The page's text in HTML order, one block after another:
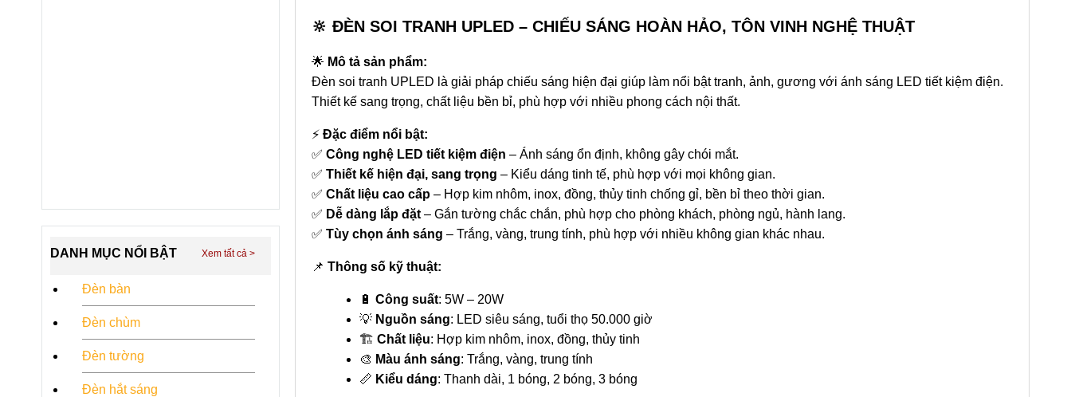
🔆 ĐÈN SOI TRANH UPLED – CHIẾU SÁNG HOÀN HẢO, TÔN VINH NGHỆ THUẬT
🌟 Mô tả sản phẩm:
Đèn soi tranh UPLED là giải pháp chiếu sáng hiện đại giúp làm nổi bật tranh, ảnh, gương với ánh sáng LED tiết kiệm điện.
Thiết kế sang trọng, chất liệu bền bỉ, phù hợp với nhiều phong cách nội thất.
⚡ Đặc điểm nổi bật:
✅ Công nghệ LED tiết kiệm điện – Ánh sáng ổn định, không gây chói mắt.
✅ Thiết kế hiện đại, sang trọng – Kiểu dáng tinh tế, phù hợp với mọi không gian.
✅ Chất liệu cao cấp– Hợp kim nhôm, inox, đồng, thủy tinh chống gỉ, bền bỉ theo thời gian.
✅ Dễ dàng lắp đặt– Gắn tường chắc chắn, phù hợp cho phòng khách, phòng ngủ, hành lang.
✅ Tùy chọn ánh sáng – Trắng, vàng, trung tính, phù hợp với nhiều không gian khác nhau.
📌 Thông số kỹ thuật:
🔋 Công suất: 5W – 20W
💡 Nguồn sáng: LED siêu sáng, tuổi thọ 50.000 giờ
🏗 Chất liệu: Hợp kim nhôm, inox, đồng, thủy tinh
🎨 Màu ánh sáng: Trắng, vàng, trung tính
📏 Kiểu dáng: Thanh dài, 1 bóng, 2 bóng, 3 bóng
DANH MỤC NỔI BẬT
Đèn bàn
Đèn chùm
Đèn tường
Đèn hắt sáng